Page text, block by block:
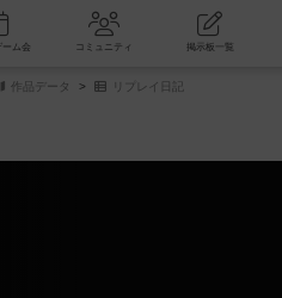
ボードゲーム会 コミュニティ
作品データ リプレイ日記